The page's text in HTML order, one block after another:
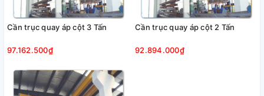
Cần trục quay áp cột 3 Tấn
97.162.500₫
Cần trục quay áp cột 2 Tấn
92.894.000₫